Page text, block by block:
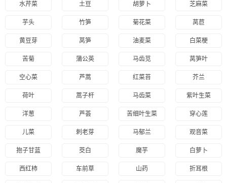
水芹菜 土豆 胡萝卜 芝麻菜
芋头 竹笋 菊花菜 莴苣
黄豆芽 莴笋 油麦菜 白菜梗
苦菊 蒲公英 马齿苋 莴笋叶
空心菜 芦蒿 红菜苔 芥兰
荷叶 蒿子杆 马齿菜 紫叶生菜
洋葱 芦荟 苦细叶生菜 穿心莲
儿菜 刺老芽 马郁兰 观音菜
抱子甘蓝 茭白 魔芋 白萝卜
西红柿 车前草 山药 折耳根